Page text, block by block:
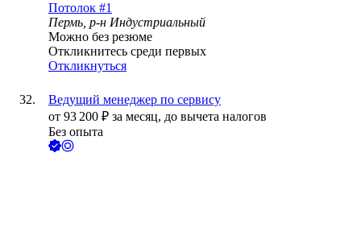
Потолок #1
Пермь, р-н Индустриальный
Можно без резюме
Откликнитесь среди первых
Откликнуться
Ведущий менеджер по сервису
от 93 200 ₽ за месяц, до вычета налогов
Без опыта